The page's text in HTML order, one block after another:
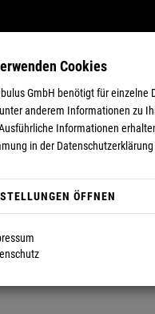
DAMEN
Herren
ANZEIGEN
Cookies
GmbH benötigt für
anderem Informationen zu
Informationen
in der
ÖFFNEN